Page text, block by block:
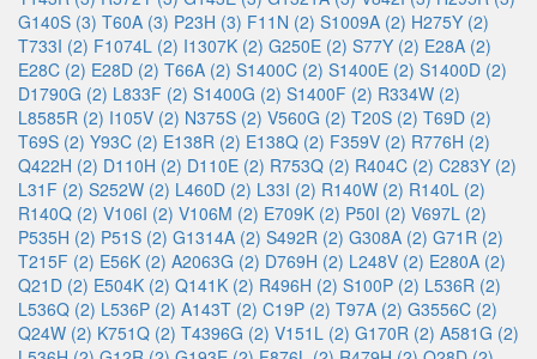
G140S (3) T60A (3) P23H (3) F11N (2) S1009A (2) H275Y (2)
T733I (2) F1074L (2) I1307K (2) G250E (2) S77Y (2) E28A (2)
E28C (2) E28D (2) T66A (2) S1400C (2) S1400E (2) S1400D (2)
D1790G (2) L833F (2) S1400G (2) S1400F (2) R334W (2)
L8585R (2) I105V (2) N375S (2) V560G (2) T20S (2) T69D (2)
T69S (2) Y93C (2) E138R (2) E138Q (2) F359V (2) R776H (2)
Q422H (2) D110H (2) D110E (2) R753Q (2) R404C (2) C283Y (2)
L31F (2) S252W (2) L460D (2) L33I (2) R140W (2) R140L (2)
R140Q (2) V106I (2) V106M (2) E709K (2) P50I (2) V697L (2)
P535H (2) P51S (2) G1314A (2) S492R (2) G308A (2) G71R (2)
T215F (2) E56K (2) A2063G (2) D769H (2) L248V (2) E280A (2)
Q21D (2) E504K (2) Q141K (2) R496H (2) S100P (2) L536R (2)
L536Q (2) L536P (2) A143T (2) C19P (2) T97A (2) G3556C (2)
Q24W (2) K751Q (2) T4396G (2) V151L (2) G170R (2) A581G (2)